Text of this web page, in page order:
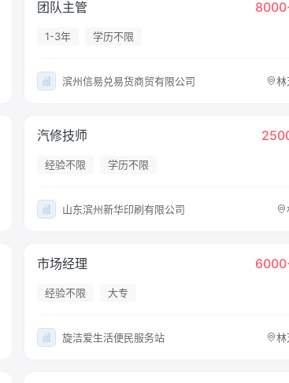
团队主管
1-3年 学历不限
滨州信易兑易货商贸有限公司 林
汽修技师
经验不限 学历不限
山东滨州新华印刷有限公司
市场经理
经验不限 大专
旋洁爱生活便民服务站 林